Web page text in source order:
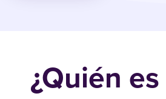
¿Quién